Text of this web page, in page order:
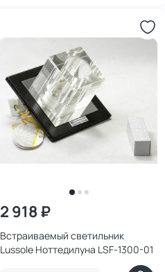
2 918 ₽
Встраиваемый светильник
Lussole Ноттедилуна LSF-1300-01